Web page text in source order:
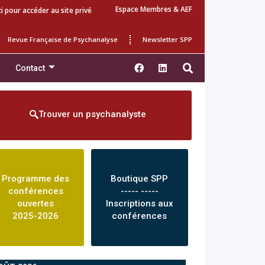
pour accéder au site privé Espace Membres & AEF
Revue Française de Psychanalyse Newsletter SPP
Contact
Trouver un psychanalyste
Programme des
conférences
ouvertes
2025-2026
Boutique SPP
----- -----
Inscriptions aux
conférences